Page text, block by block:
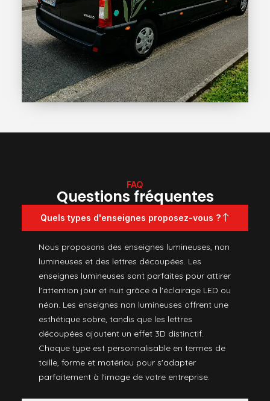
FAQ
Questions fréquentes
Quels types d'enseignes proposez-vous ?
Nous proposons des enseignes lumineuses, non
lumineuses et des lettres découpées. Les
enseignes lumineuses sont parfaites pour attirer
l'attention jour et nuit grâce à l'éclairage LED ou
néon. Les enseignes non lumineuses offrent une
esthétique sobre, tandis que les lettres
découpées ajoutent un effet 3D distinctif.
Chaque type est personnalisable en termes de
taille, forme et matériau pour s'adapter
parfaitement à l'image de votre entreprise.